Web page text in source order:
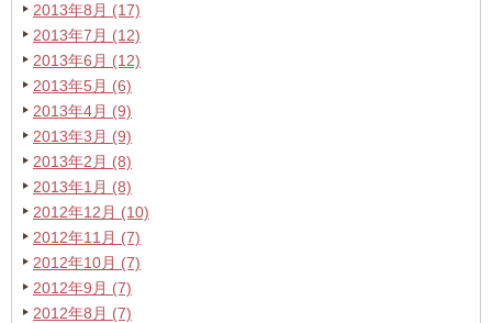
2013年8月 (17)
2013年7月 (12)
2013年6月 (12)
2013年5月 (6)
2013年4月 (9)
2013年3月 (9)
2013年2月 (8)
2013年1月 (8)
2012年12月 (10)
2012年11月 (7)
2012年10月 (7)
2012年9月 (7)
2012年8月 (7)